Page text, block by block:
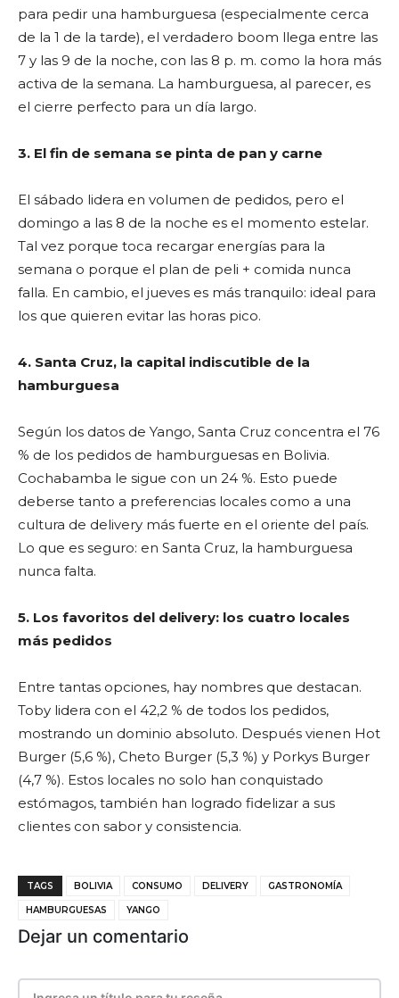
para pedir una hamburguesa (especialmente cerca
de la 1 de la tarde), el verdadero boom llega entre las
7 y las 9 de la noche, con las 8 p. m. como la hora más
activa de la semana. La hamburguesa, al parecer, es
el cierre perfecto para un día largo.
3. El fin de semana se pinta de pan y carne
El sábado lidera en volumen de pedidos, pero el
domingo a las 8 de la noche es el momento estelar.
Tal vez porque toca recargar energías para la
semana o porque el plan de peli + comida nunca
falla. En cambio, el jueves es más tranquilo: ideal para
los que quieren evitar las horas pico.
4. Santa Cruz, la capital indiscutible de la
hamburguesa
Según los datos de Yango, Santa Cruz concentra el 76
% de los pedidos de hamburguesas en Bolivia.
Cochabamba le sigue con un 24 %. Esto puede
deberse tanto a preferencias locales como a una
cultura de delivery más fuerte en el oriente del país.
Lo que es seguro: en Santa Cruz, la hamburguesa
nunca falta.
5. Los favoritos del delivery: los cuatro locales
más pedidos
Entre tantas opciones, hay nombres que destacan.
Toby lidera con el 42,2 % de todos los pedidos,
mostrando un dominio absoluto. Después vienen Hot
Burger (5,6 %), Cheto Burger (5,3 %) y Porkys Burger
(4,7 %). Estos locales no solo han conquistado
estómagos, también han logrado fidelizar a sus
clientes con sabor y consistencia.
TAGS BOLIVIA CONSUMO DELIVERY GASTRONOMÍA
HAMBURGUESAS YANGO
Dejar un comentario